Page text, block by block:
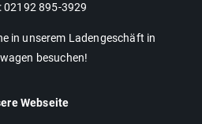
02192 895-3929
in unserem Ladengeschäft in
besuchen!
Webseite